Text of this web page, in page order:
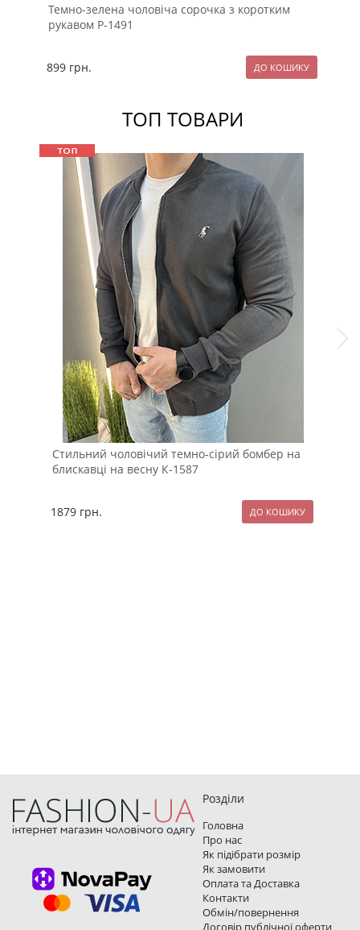
Темно-зелена чоловіча сорочка з коротким
рукавом Р-1491
899 грн.
ТОП ТОВАРИ
Стильний чоловічий темно-сірий бомбер на
блискавці на весну К-1587
1879 грн.
Розділи
Головна
Про нас
Як підібрати розмір
Як замовити
Оплата та Доставка
Контакти
Обмін/повернення
Договір публічної оферти